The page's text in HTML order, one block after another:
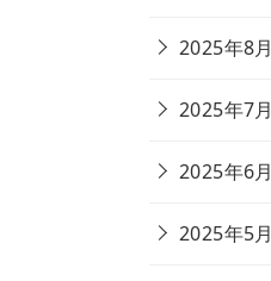
2025年8月
2025年7月
2025年6月
2025年5月